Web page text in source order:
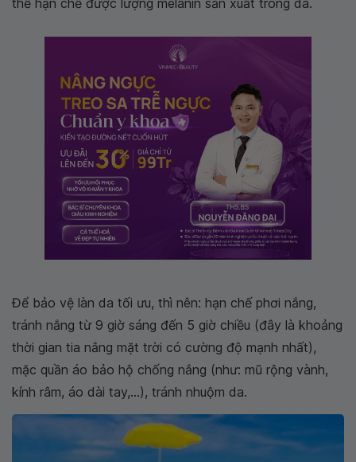
Để bảo vệ làn da tối ưu, thì nên: hạn chế phơi nắng,
tránh nắng từ 9 giờ sáng đến 5 giờ chiều (đây là khoảng
thời gian tia nắng mặt trời có cường độ mạnh nhất),
mặc quần áo bảo hộ chống nắng (như: mũ rộng vành,
kính râm, áo dài tay,...), tránh nhuộm da.